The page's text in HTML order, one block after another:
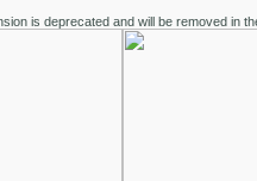
is deprecated and will be removed in